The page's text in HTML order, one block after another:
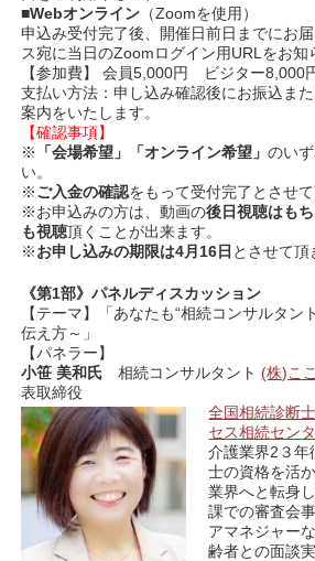
■Webオンライン （Zoomを使用）
申込み受付完了後、開催日前日までにお
ス宛に当日のZoomログイン用URLをお知
【参加費】 会員5,000円 ビジター8,000
支払い方法：申し込み確認後にお振込ま
案内をいたします。
【確認事項】
※
「会場希望」「オンライン希望」のい
い。
※ご入金の確認をもって受付完了とさせて
※お申込みの方は、動画の後日視聴はも
も視聴頂くことが出来ます。
※お申し込みの期限は4月16日 とさせて頂
《第1部》パネルディスカッション
【テーマ】「あなたも“相続コンサルタン
伝え方～」
【パネラー】
小笹 美和氏相続コンサルタント (株)こ
表取締役
全国相続診断
セス相続セン
介護業界2３年
士の資格を活
業界へと転身
課での審査会
アマネジャー
齢者との面談